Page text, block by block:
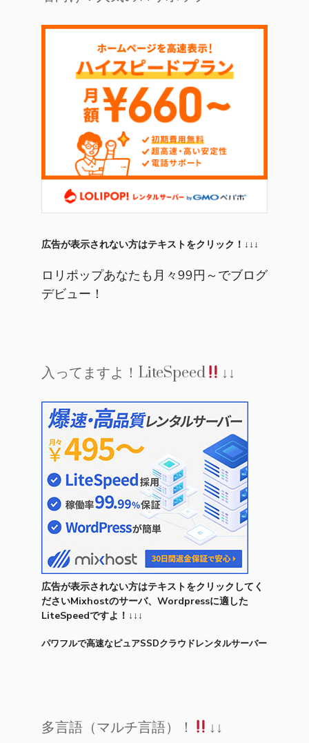
広告が表示されない方はテキストをクリック！↓↓↓
ロリポップあなたも月々99円～でブログ
デビュー！
入ってますよ！LiteSpeed ↓↓
広告が表示されない方はテキストをクリックしてく
ださいMixhostのサーバ、Wordpressに適した
LiteSpeedですよ！↓↓↓
パワフルで高速なピュアSSDクラウドレンタルサーバー
多言語（マルチ言語）！ ↓↓